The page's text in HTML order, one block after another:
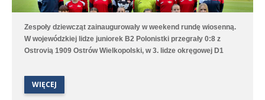
Zespoły dziewcząt zainaugurowały w weekend rundę wiosenną.
W wojewódzkiej lidze juniorek B2 Polonistki przegrały 0:8 z
Ostrovią 1909 Ostrów Wielkopolski, w 3. lidze okręgowej D1
natomiast w 3. lidze okręgowej D2 młodziczki przegrały 1:4 z
Golem Środa Wielkopolska.
WIĘCEJ